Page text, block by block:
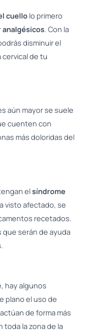
cuellolo primero
analgésicos. Con la
disminuir el
de tu
aún mayor se suele
cuenten con
más doloridas del
elsíndrome
visto afectado, se
recetados.
que serán de ayuda
.
hay algunos
plano el uso de
de forma más
la zona de la